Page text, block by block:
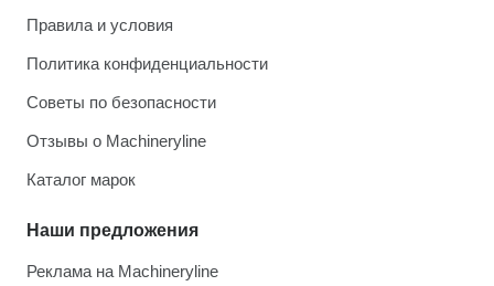
Правила и условия
Политика конфиденциальности
Советы по безопасности
Отзывы о Machineryline
Каталог марок
Наши предложения
Реклама на Machineryline